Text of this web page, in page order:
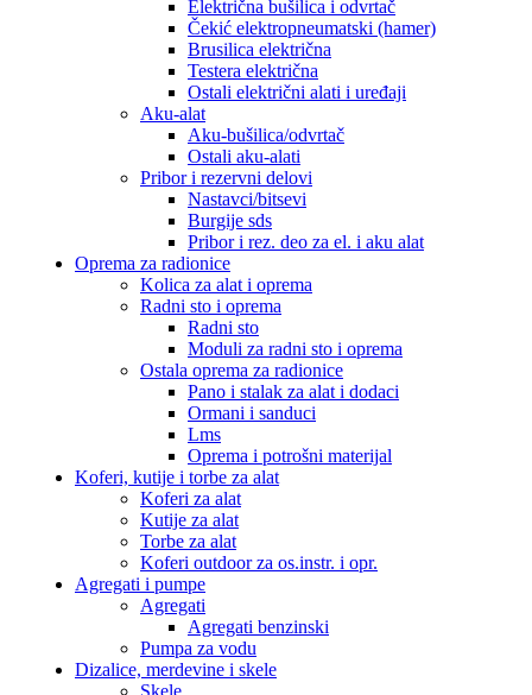
Električna bušilica i odvrtač
Čekić elektropneumatski (hamer)
Brusilica električna
Testera električna
Ostali električni alati i uređaji
Aku-alat
Aku-bušilica/odvrtač
Ostali aku-alati
Pribor i rezervni delovi
Nastavci/bitsevi
Burgije sds
Pribor i rez. deo za el. i aku alat
Oprema za radionice
Kolica za alat i oprema
Radni sto i oprema
Radni sto
Moduli za radni sto i oprema
Ostala oprema za radionice
Pano i stalak za alat i dodaci
Ormani i sanduci
Lms
Oprema i potrošni materijal
Koferi, kutije i torbe za alat
Koferi za alat
Kutije za alat
Torbe za alat
Koferi outdoor za os.instr. i opr.
Agregati i pumpe
Agregati
Agregati benzinski
Pumpa za vodu
Dizalice, merdevine i skele
Skele